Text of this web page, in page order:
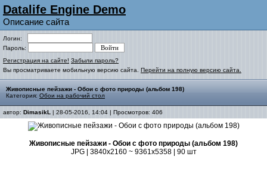
Datalife Engine Demo
Описание сайта
Логин:
Пароль:
Регистрация на сайте! Забыли пароль?
Вы просматриваете мобильную версию сайта. Перейти на полную версию сайта.
Живописные пейзажи - Обои с фото природы (альбом 198)
Категория: Обои на рабочий стол
автор: DimasikL | 28-05-2016, 14:04 | Просмотров: 406
Живописные пейзажи - Обои с фото природы (альбом 198)
JPG | 3840x2160 ~ 9361x5358 | 90 шт